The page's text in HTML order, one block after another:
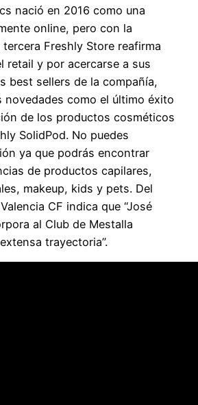
nació en 2016 como una
online, pero con la
Freshly Store reafirma
retail y por acercarse a sus
best sellers de la compañía,
novedades como el último éxito
de los productos cosméticos
SolidPod. No puedes
ya que podrás encontrar
de productos capilares,
makeup, kids y pets. Del
CF indica que “José
al Club de Mestalla
trayectoria”.